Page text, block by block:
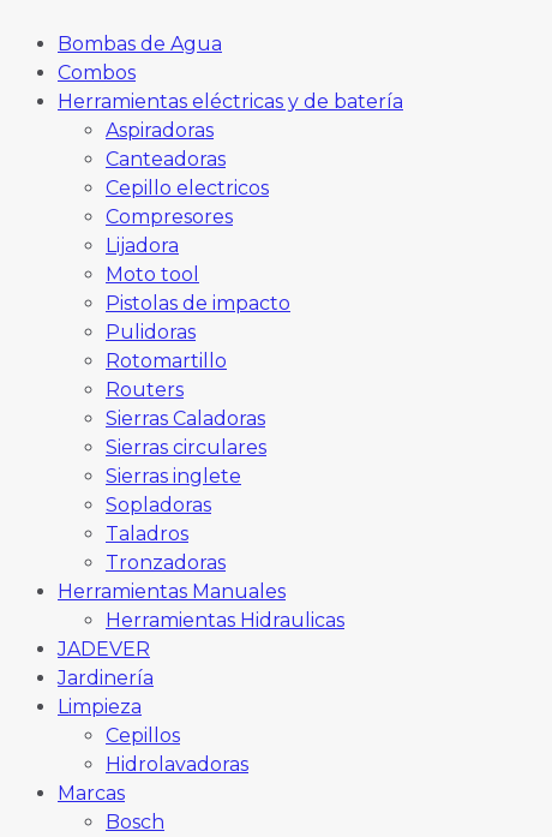
Bombas de Agua
Combos
Herramientas eléctricas y de batería
Aspiradoras
Canteadoras
Cepillo electricos
Compresores
Lijadora
Moto tool
Pistolas de impacto
Pulidoras
Rotomartillo
Routers
Sierras Caladoras
Sierras circulares
Sierras inglete
Sopladoras
Taladros
Tronzadoras
Herramientas Manuales
Herramientas Hidraulicas
JADEVER
Jardinería
Limpieza
Cepillos
Hidrolavadoras
Marcas
Bosch